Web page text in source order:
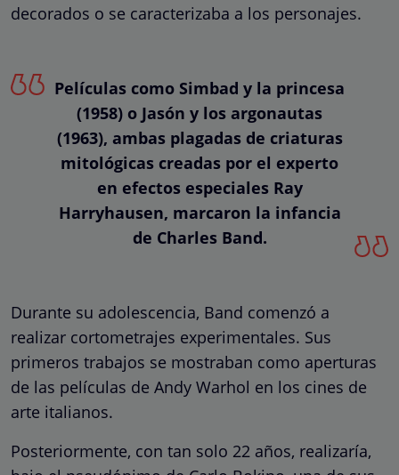
decorados o se caracterizaba a los personajes.
Películas como Simbad y la princesa
(1958) o Jasón y los argonautas
(1963), ambas plagadas de criaturas
mitológicas creadas por el experto
en efectos especiales Ray
Harryhausen, marcaron la infancia
de Charles Band.
Durante su adolescencia, Band comenzó a
realizar cortometrajes experimentales. Sus
primeros trabajos se mostraban como aperturas
de las películas de Andy Warhol en los cines de
arte italianos.
Posteriormente, con tan solo 22 años, realizaría,